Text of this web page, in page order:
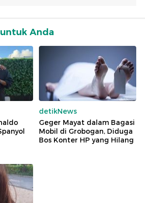
Anda
detikNews
Geger Mayat dalam Bagasi
Mobil di Grobogan, Diduga
Bos Konter HP yang Hilang